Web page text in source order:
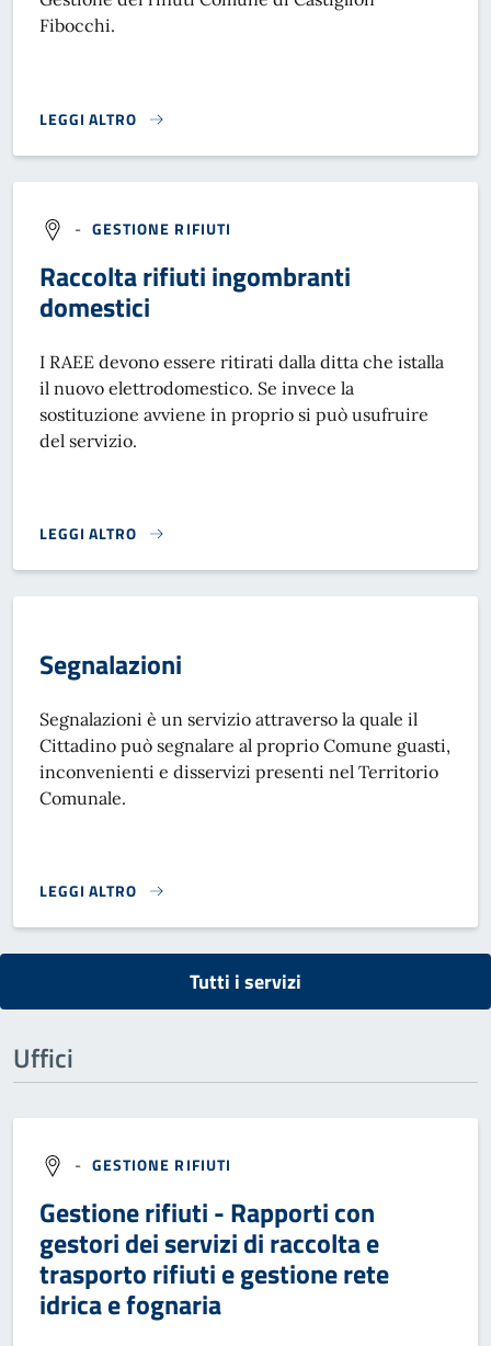
Fibocchi.
LEGGI ALTRO
RACCOLTA DIFFERENZIATA COMUNE DI CASTIGLION
- GESTIONE RIFIUTI
Raccolta rifiuti ingombranti
domestici
I RAEE devono essere ritirati dalla ditta che istalla
il nuovo elettrodomestico. Se invece la
sostituzione avviene in proprio si può usufruire
del servizio.
LEGGI ALTRO
RACCOLTA RIFIUTI INGOMBRANTI DOMESTICI}
Segnalazioni
Segnalazioni è un servizio attraverso la quale il
Cittadino può segnalare al proprio Comune guasti,
inconvenienti e disservizi presenti nel Territorio
Comunale.
LEGGI ALTRO
SEGNALAZIONI}
Tutti i servizi
Uffici
- GESTIONE RIFIUTI
Gestione rifiuti - Rapporti con
gestori dei servizi di raccolta e
trasporto rifiuti e gestione rete
idrica e fognaria